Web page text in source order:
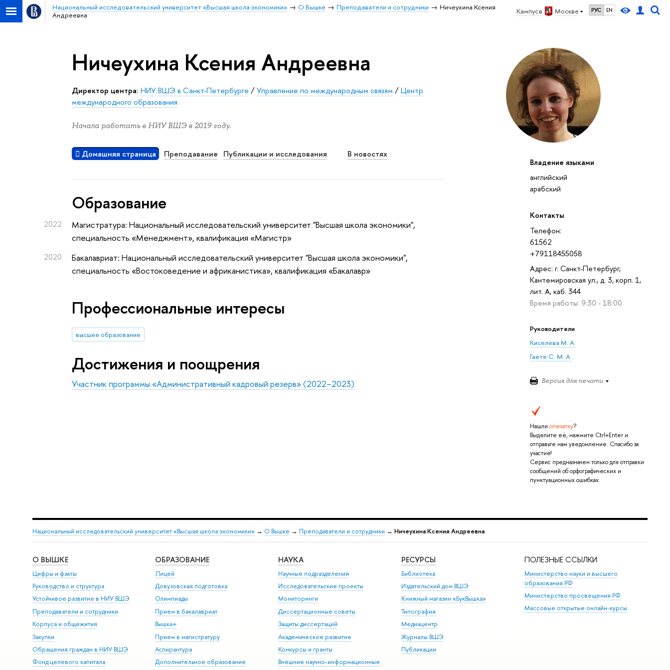
Кампус в Москве РУС EN
Национальный исследовательский университет «Высшая школа экономики» О Вышке Преподаватели и сотрудники
Ничеухина Ксения
Андреевна
Владение языками
английский
арабский
Контакты
Телефон:
61562
+79118455058
Адрес: г. Санкт-Петербург,
Кантемировская ул., д. 3, корп. 1,
лит. А, каб. 344
Время работы: 9:30 - 18:00
Руководители
Киселева М. А.
Гаете С. М. А.
Версия для печати
Нашли опечатку?
Выделите её, нажмите Ctrl+Enter и
отправьте нам уведомление. Спасибо за
участие!
Сервис предназначен только для отправки
сообщений об орфографических и
пунктуационных ошибках.
Ничеухина Ксения Андреевна
Директор центра: НИУ ВШЭ в Санкт-Петербурге /Управление по международным связям /Центр
международного образования
Начала работать в НИУ ВШЭ в 2019 году.
Домашняя страница Преподавание Публикации и исследования В новостях
Oбразование
2022
Магистратура: Национальный исследовательский университет "Высшая школа экономики",
специальность «Менеджмент», квалификация «Магистр»
2020
Бакалавриат: Национальный исследовательский университет "Высшая школа экономики",
специальность «Востоковедение и африканистика», квалификация «Бакалавр»
Профессиональные интересы
высшее образование
Достижения и поощрения
Участник программы «Административный кадровый резерв» (2022–2023)
Национальный исследовательский университет «Высшая школа экономики» → О Вышке → Преподаватели и сотрудники → Ничеухина Ксения Андреевна
О ВЫШКЕ
Цифры и факты
Руководство и структура
Устойчивое развитие в НИУ ВШЭ
Преподаватели и сотрудники
Корпуса и общежития
Закупки
Обращения граждан в НИУ ВШЭ
Фонд целевого капитала
ОБРАЗОВАНИЕ
Лицей
Довузовская подготовка
Олимпиады
Прием в бакалавриат
Вышка+
Прием в магистратуру
Аспирантура
Дополнительное образование
НАУКА
Научные подразделения
Исследовательские проекты
Мониторинги
Диссертационные советы
Защиты диссертаций
Академическое развитие
Конкурсы и гранты
Внешние научно-информационные
РЕСУРСЫ
Библиотека
Издательский дом ВШЭ
Книжный магазин «БукВышка»
Типография
Медиацентр
Журналы ВШЭ
Публикации
ПОЛЕЗНЫЕ ССЫЛКИ
Министерство науки и высшего
образования РФ
Министерство просвещения РФ
Массовые открытые онлайн-курсы